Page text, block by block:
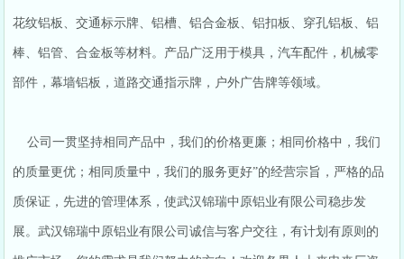
花纹铝板、交通标示牌、铝槽、铝合金板、铝扣板、穿孔铝板、铝
棒、铝管、合金板等材料。产品广泛用于模具，汽车配件，机械零
部件，幕墙铝板，道路交通指示牌，户外广告牌等领域。
公司一贯坚持相同产品中，我们的价格更廉；相同价格中，我们
的质量更优；相同质量中，我们的服务更好”的经营宗旨，严格的品
质保证，先进的管理体系，使武汉锦瑞中原铝业有限公司稳步发
展。武汉锦瑞中原铝业有限公司诚信与客户交往，有计划有原则的